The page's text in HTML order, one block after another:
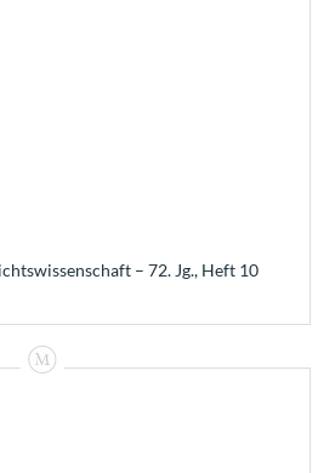
– 72. Jg., Heft 10